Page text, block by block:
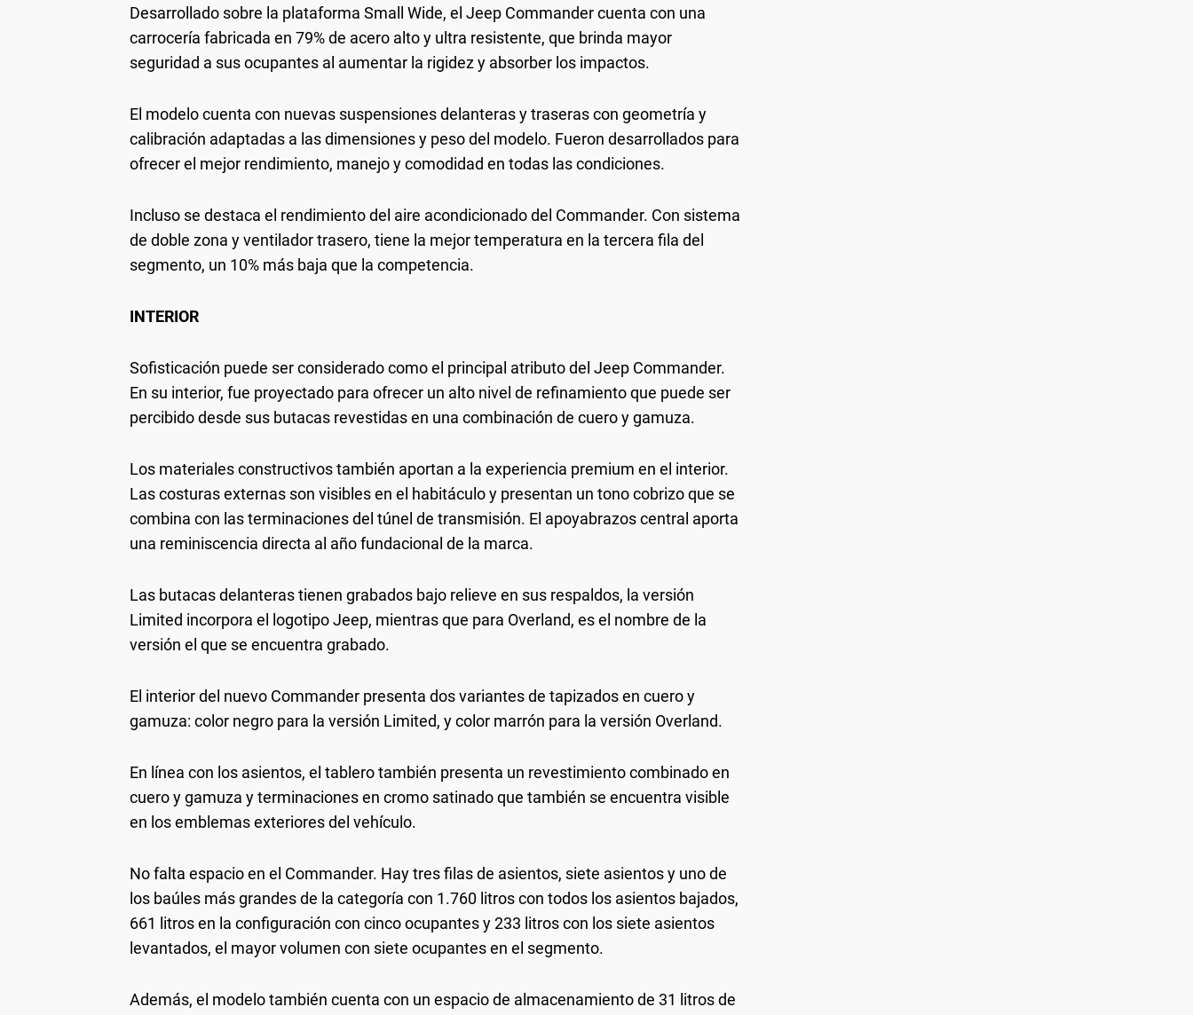
Desarrollado sobre la plataforma Small Wide, el Jeep Commander cuenta con una
carrocería fabricada en 79% de acero alto y ultra resistente, que brinda mayor
seguridad a sus ocupantes al aumentar la rigidez y absorber los impactos.
El modelo cuenta con nuevas suspensiones delanteras y traseras con geometría y
calibración adaptadas a las dimensiones y peso del modelo. Fueron desarrollados para
ofrecer el mejor rendimiento, manejo y comodidad en todas las condiciones.
Incluso se destaca el rendimiento del aire acondicionado del Commander. Con sistema
de doble zona y ventilador trasero, tiene la mejor temperatura en la tercera fila del
segmento, un 10% más baja que la competencia.
INTERIOR
Sofisticación puede ser considerado como el principal atributo del Jeep Commander.
En su interior, fue proyectado para ofrecer un alto nivel de refinamiento que puede ser
percibido desde sus butacas revestidas en una combinación de cuero y gamuza.
Los materiales constructivos también aportan a la experiencia premium en el interior.
Las costuras externas son visibles en el habitáculo y presentan un tono cobrizo que se
combina con las terminaciones del túnel de transmisión. El apoyabrazos central aporta
una reminiscencia directa al año fundacional de la marca.
Las butacas delanteras tienen grabados bajo relieve en sus respaldos, la versión
Limited incorpora el logotipo Jeep, mientras que para Overland, es el nombre de la
versión el que se encuentra grabado.
El interior del nuevo Commander presenta dos variantes de tapizados en cuero y
gamuza: color negro para la versión Limited, y color marrón para la versión Overland.
En línea con los asientos, el tablero también presenta un revestimiento combinado en
cuero y gamuza y terminaciones en cromo satinado que también se encuentra visible
en los emblemas exteriores del vehículo.
No falta espacio en el Commander. Hay tres filas de asientos, siete asientos y uno de
los baúles más grandes de la categoría con 1.760 litros con todos los asientos bajados,
661 litros en la configuración con cinco ocupantes y 233 litros con los siete asientos
levantados, el mayor volumen con siete ocupantes en el segmento.
Además, el modelo también cuenta con un espacio de almacenamiento de 31 litros de